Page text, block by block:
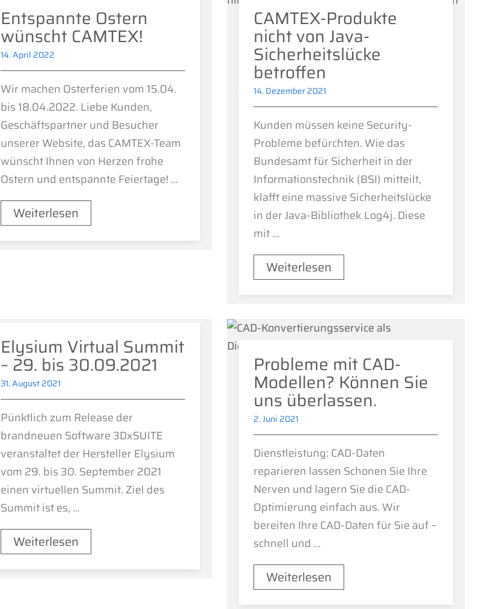
Entspannte Ostern
wünscht CAMTEX!
14. April 2022
Wir machen Osterferien vom 15.04.
bis 18.04.2022. Liebe Kunden,
Geschäftspartner und Besucher
unserer Website, das CAMTEX-Team
wünscht Ihnen von Herzen frohe
Ostern und entspannte Feiertage! ...
Weiterlesen
CAMTEX-Produkte
nicht von Java-
Sicherheitslücke
betroffen
14. Dezember 2021
Kunden müssen keine Security-
Probleme befürchten. Wie das
Bundesamt für Sicherheit in der
Informationstechnik (BSI) mitteilt,
klafft eine massive Sicherheitslücke
in der Java-Bibliothek Log4j. Diese
mit ...
Weiterlesen
Elysium Virtual Summit
– 29. bis 30.09.2021
31. August 2021
Pünktlich zum Release der
brandneuen Software 3DxSUITE
veranstaltet der Hersteller Elysium
vom 29. bis 30. September 2021
einen virtuellen Summit. Ziel des
Summit ist es, ...
Weiterlesen
Probleme mit CAD-
Modellen? Können Sie
uns überlassen.
2. Juni 2021
Dienstleistung: CAD-Daten
reparieren lassen Schonen Sie Ihre
Nerven und lagern Sie die CAD-
Optimierung einfach aus. Wir
bereiten Ihre CAD-Daten für Sie auf –
schnell und ...
Weiterlesen